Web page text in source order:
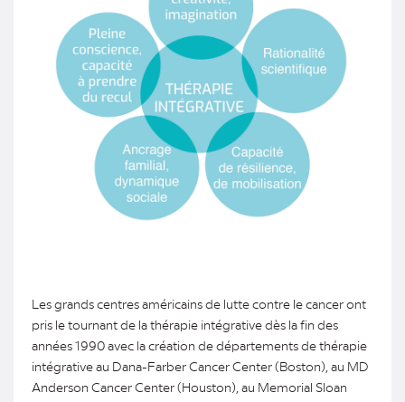
Les grands centres américains de lutte contre le cancer ont
pris le tournant de la thérapie intégrative dès la fin des
années 1990 avec la création de départements de thérapie
intégrative au Dana-Farber Cancer Center (Boston), au MD
Anderson Cancer Center (Houston), au Memorial Sloan